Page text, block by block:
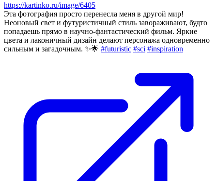
https://kartinko.ru/image/6405
Эта фотография просто перенесла меня в другой мир!
Неоновый свет и футуристичный стиль завораживают, будто
попадаешь прямо в научно-фантастический фильм. Яркие
цвета и лаконичный дизайн делают персонажа одновременно
сильным и загадочным. ✨🌟 #futuristic #sci #inspiration